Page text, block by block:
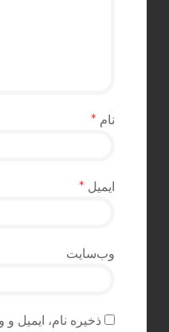
نام *
ایمیل *
وب‌سایت
ذخیره نام، ایمیل